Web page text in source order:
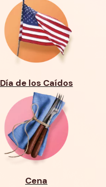
Día de los Caídos
Cena